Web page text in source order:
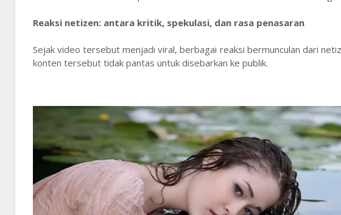
Reaksi netizen: antara kritik, spekulasi, dan rasa penasaran
Sejak video tersebut menjadi viral, berbagai reaksi bermunculan dari
konten tersebut tidak pantas untuk disebarkan ke publik.